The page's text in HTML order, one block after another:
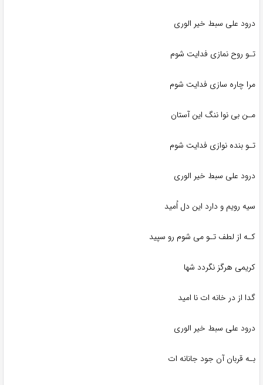
درود علی سبط خیر الوری
تـو روح نمازی فدایت شوم
مرا چاره سازی فدایت شوم
مـن بی نوا ننگ این آستان
تـو بنده نوازی فدایت شوم
درود علی سبط خیر الوری
سیه رویم و دارد این دل اُمید
کـه از لطف تـو می شوم رو سپید
کریمی هرگز نگردد شها
گدا از در خانه ات نا امید
درود علی سبط خیر الوری
بـه قربان آن جود جانانه ات